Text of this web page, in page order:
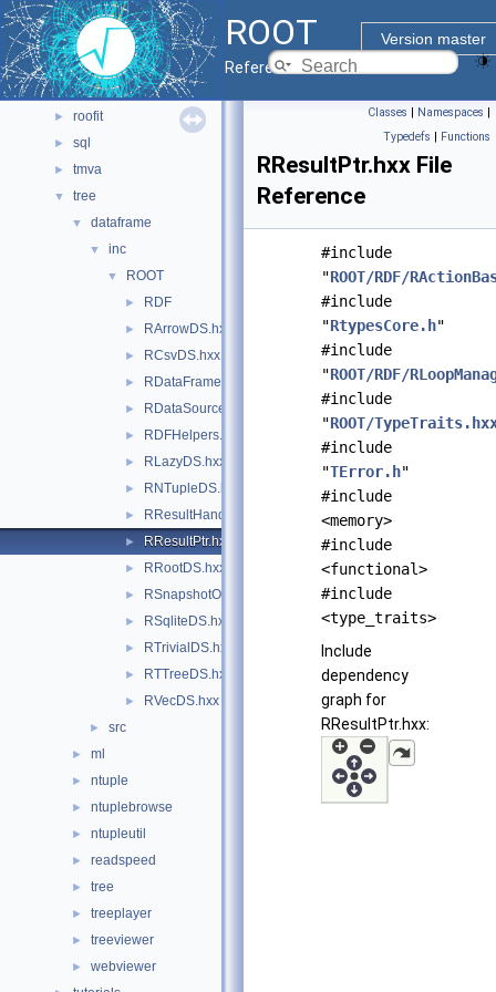
ROOT
Version master
Reference Guide
► math
► montecarlo
► net
► pyzdoc
► roofit
► sql
► tmva
▼ tree
▼ dataframe
▼ inc
▼ ROOT
► RDF
► RArrowDS.hxx
► RCsvDS.hxx
► RDataFrame.hxx
► RDataSource.hxx
► RDFHelpers.hxx
► RLazyDS.hxx
► RNTupleDS.hxx
► RResultHandle.hxx
► RResultPtr.hxx
► RRootDS.hxx
► RSnapshotOptions.hxx
► RSqliteDS.hxx
► RTrivialDS.hxx
► RTTreeDS.hxx
► RVecDS.hxx
► src
► ml
► ntuple
► ntuplebrowse
► ntupleutil
► readspeed
► tree
► treeplayer
► treeviewer
► webviewer
Classes | Namespaces |
Typedefs | Functions
RResultPtr.hxx File
Reference
#include
"ROOT/RDF/
#include
"RtypesCore.h"
#include
"ROOT/RDF/
#include
"ROOT/
#include
"TError.h"
#include
<memory>
#include
<functional>
#include
<type_traits>
Include
dependency
graph for
RResultPtr.hxx: